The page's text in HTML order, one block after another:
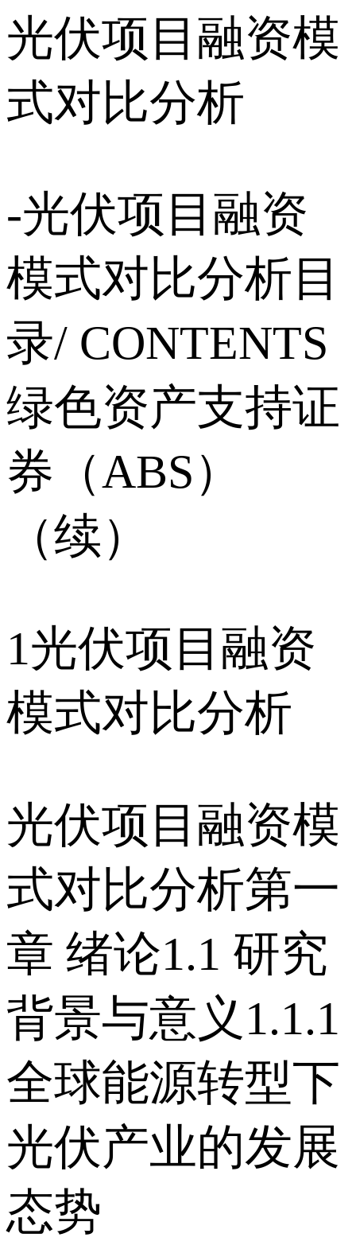
光伏项目融资模
式对比分析
-光伏项目融资
模式对比分析目
录/ CONTENTS
绿色资产支持证
券（ABS）
（续）
1光伏项目融资
模式对比分析
光伏项目融资模
式对比分析第一
章 绪论1.1 研究
背景与意义1.1.1
全球能源转型下
光伏产业的发展
态势